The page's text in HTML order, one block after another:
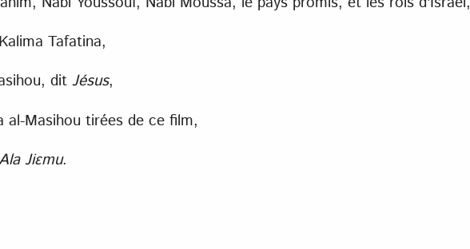
Tafatina,
dit Jésus,
al-Masihou tirées de ce film,
Jiɛmu.